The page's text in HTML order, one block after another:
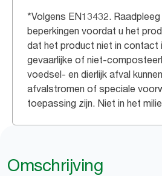
*Volgens EN13432.
beperkingen voordat u het
dat het product niet in contact
gevaarlijke of niet-
voedsel- en dierlijk afval
afvalstromen of speciale
toepassing zijn. Niet in het
Omschrijving